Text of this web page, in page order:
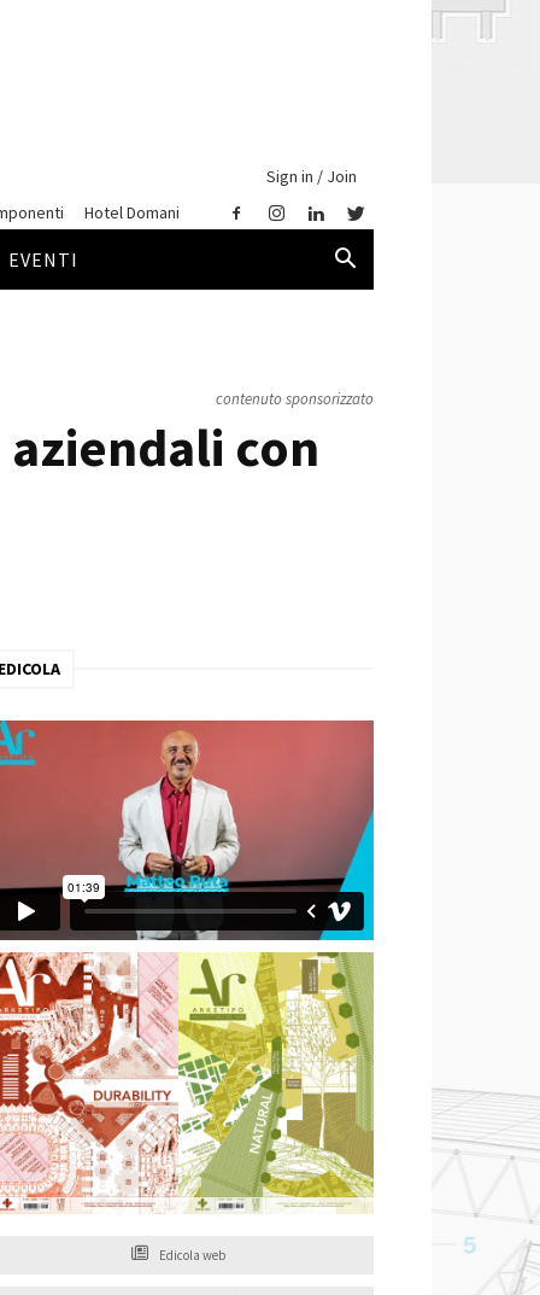
Sign in / Join
Hotel Domani
EVENTI
contenuto sponsorizzato
con
Edicola web